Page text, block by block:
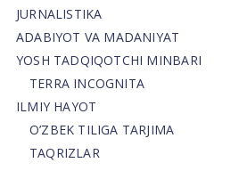
JURNALISTIKA
ADABIYOT VA MADANIYAT
YOSH TADQIQOTCHI MINBARI
TERRA INCOGNITA
ILMIY HAYOT
O’ZBEK TILIGA TARJIMA
TAQRIZLAR